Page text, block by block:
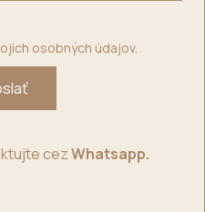
osobných údajov.
cezWhatsapp.